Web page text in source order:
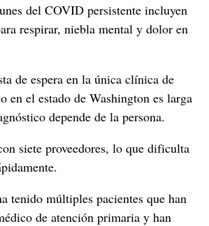
del COVID persistente incluyen
respirar, niebla mental y dolor en
de espera en la única clínica de
en el estado de Washington es larga
depende de la persona.
siete proveedores, lo que dificulta
tenido múltiples pacientes que han
de atención primaria y han